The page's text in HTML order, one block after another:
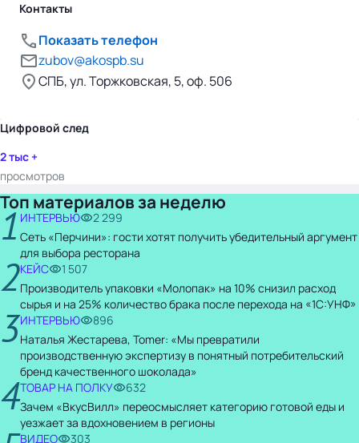
Контакты
Показать телефон
zubov@akospb.su
СПБ, ул. Торжковская, 5, оф. 506
Цифровой след
2 тыс +
просмотров
Топ материалов за неделю
1 ИНТЕРВЬЮ
2 299
Сеть «Перчини»: гости хотят получить убедительный аргумент
для выбора ресторана
2КЕЙС
1 507
Производитель упаковки «Молопак» на 10% снизил расход
сырья и на 25% количество брака после перехода на «1С:УНФ»
3ИНТЕРВЬЮ
896
Наталья Жестарева, Tomer: «Мы превратили
производственную экспертизу в понятный потребительский
бренд качественного шоколада»
4ТОВАР НА ПОЛКУ
632
Зачем «ВкусВилл» переосмысляет категорию готовой еды и
уезжает за вдохновением в регионы
ВИДЕО
303